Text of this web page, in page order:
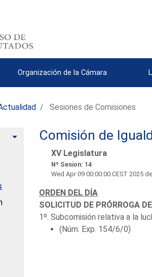
Organización de la Cámara
Sesiones de Comisiones
AlternarComisión de
XV Legislatura
Nº Sesion: 14
Wed Apr 09 00:00:00 CEST 2025de
ORDEN DEL DÍA
SOLICITUD DE PRÓRROGA
1º. Subcomisión relativa a la
(Núm. Exp. 154/6/0)